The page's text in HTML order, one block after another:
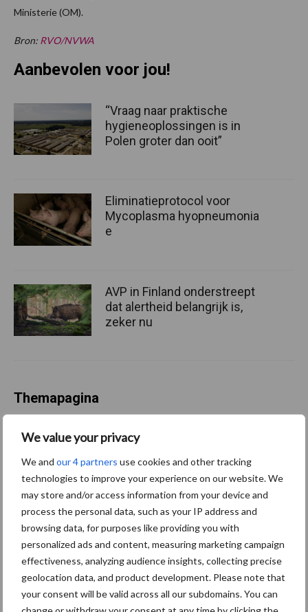
We value your privacy
We and our 4 partners use cookies and other tracking
technologies to improve your experience on our website. We
may store and/or access information from your device and
process the personal data, such as your IP address and
browsing data, for purposes like providing you with
personalized ads and content, measuring marketing campaign
effectiveness, analyzing audience insights, collecting precise
geolocation data, and product development. Please note that
your consent will be valid across all our subdomains. You can
Ministerie (OM).
Bron: RVO/NVWA
Aanbevolen voor jou!
“Vraag naar praktische
hygieneoplossingen is in
Polen groter dan ooit”
Eliminatieprotocol voor
Mycoplasma hyopneumonia
e
AVP in Finland onderstreept
dat alertheid belangrijk is,
zeker nu
Themapagina
Diergezondheid Fokkerij
Afrikaanse
varkenspest
Brachyspira
Toon meer